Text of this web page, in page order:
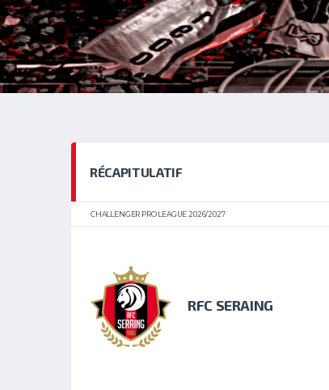
RÉCAPITULATIF
CHALLENGER PRO LEAGUE 2026/2027
RFC SERAING